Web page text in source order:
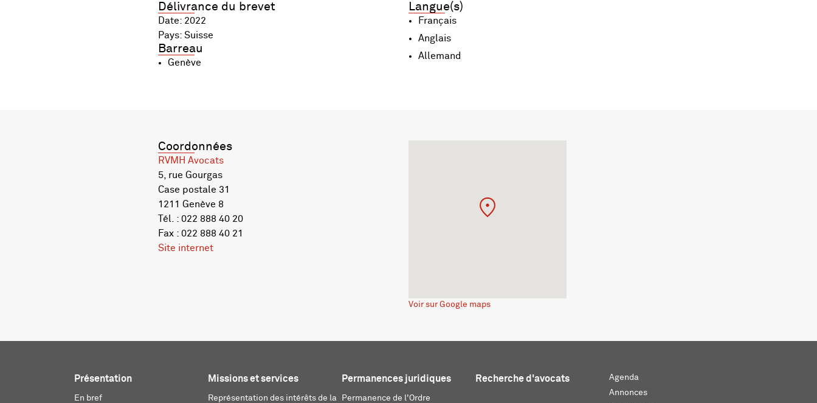
Délivrance du brevet
Date: 2022
Pays: Suisse
Barreau
Genève
Langue(s)
Français
Anglais
Allemand
Coordonnées
RVMH Avocats
5, rue Gourgas
Case postale 31
1211 Genève 8
Tél. : 022 888 40 20
Fax : 022 888 40 21
Site internet
Voir sur Google maps
Présentation
En bref
Missions et services
Représentation des intérêts de la
Permanences juridiques
Permanence de l'Ordre
Recherche d'avocats
Agenda
Annonces